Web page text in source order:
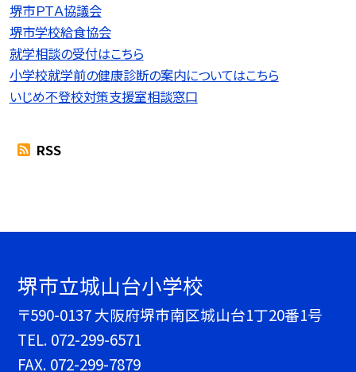
堺市ＰＴＡ協議会
堺市学校給食協会
就学相談の受付はこちら
小学校就学前の健康診断の案内についてはこちら
いじめ不登校対策支援室相談窓口
RSS
堺市立城山台小学校
〒590-0137 大阪府堺市南区城山台1丁20番1号
TEL. 072-299-6571
FAX. 072-299-7879